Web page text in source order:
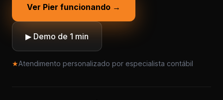
Ver Pier funcionando →
▶ Demo de 1 min
★Atendimento personalizado por especialista contábil